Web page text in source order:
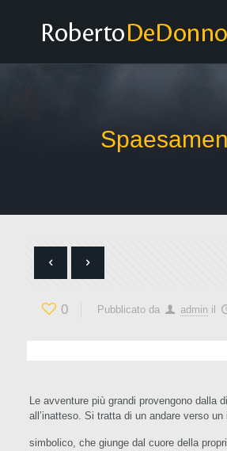
0 Pubblicato da admin il
Le avventure più grandi provengono dalla
all’inatteso. Si tratta di un andare verso un
simbolico, che giunge dal cuore della